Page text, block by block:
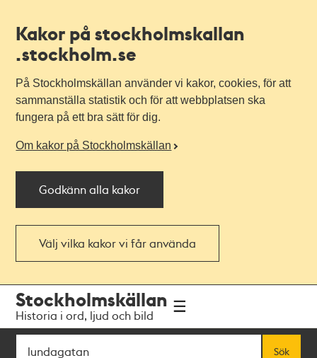
Kakor på stockholmskallan
.stockholm.se
På Stockholmskällan använder vi kakor, cookies, för att
sammanställa statistik och för att webbplatsen ska
fungera på ett bra sätt för dig.
Om kakor på Stockholmskällan
Godkänn alla kakor
Välj vilka kakor vi får använda
navigationen
huvudinnehållet
Stockholmskällan
Historia i ord, ljud och bild
Sök
Sök